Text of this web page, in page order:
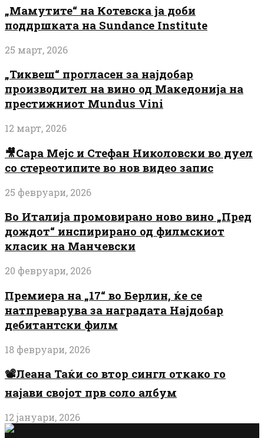
„Мамутите“ на Котевска ја доби
поддршката на Sundance Institute
25 март, 2026
„Тиквеш“ прогласен за најдобар
производител на вино од Македонија на
престижниот Mundus Vini
12 март, 2026
🎥Сара Мејс и Стефан Николовски во дуел
со стереотипите во нов видео запис
25 февруари, 2026
Во Италија промовирано ново вино „Пред
дождот“ инспирирано од филмскиот
класик на Манчевски
20 февруари, 2026
Премиера на „17“ во Берлин, ќе се
натпреварува за наградата Најдобар
дебитантски филм
18 февруари, 2026
📽️Леана Таќи со втор сингл откако го
најави својот прв соло албум
12 јануари, 2026